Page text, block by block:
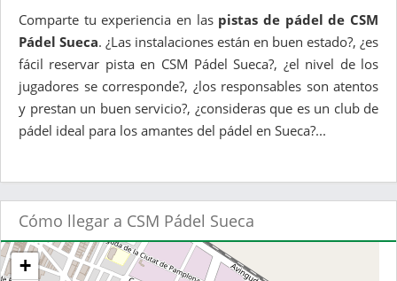
Comparte tu experiencia en las pistas de pádel de CSM
Pádel Sueca. ¿Las instalaciones están en buen estado?, ¿es
fácil reservar pista en CSM Pádel Sueca?, ¿el nivel de los
jugadores se corresponde?, ¿los responsables son atentos
y prestan un buen servicio?, ¿consideras que es un club de
pádel ideal para los amantes del pádel en Sueca?...
Cómo llegar a CSM Pádel Sueca
+